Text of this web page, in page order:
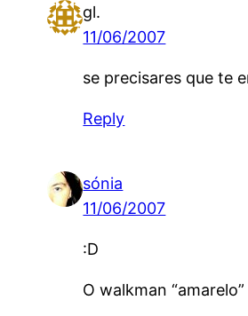
gl.
11/06/2007
se precisares que te
Reply
sónia
11/06/2007
:D
O walkman